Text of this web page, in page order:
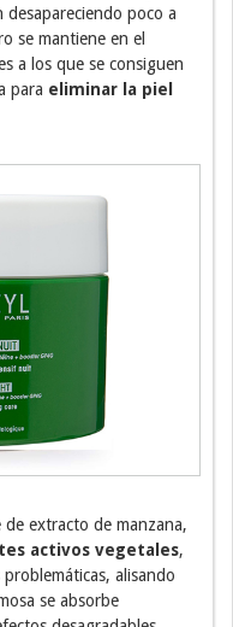
poco a
se mantiene en el
a los que se consiguen
para eliminar la piel
extracto de manzana,
activos vegetales,
alisando
se absorbe